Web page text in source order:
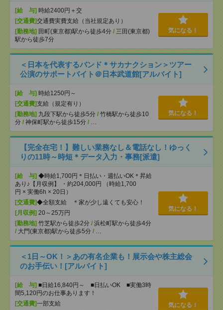
[給 与] 時給2400円＋交
[交通費]交通費実費支給（当社規定あり）
[勤務地] 田町(東京都)駅から徒歩4分 / 三田(東京都)
駅から徒歩7分
気になる！
＜日本を代表するバンド＊サカナクション＞ツアー
公演のサポートバイト＠日本武道館[アルバイト]
[給 与] 時給1250円～
[交通費]支給（規定有り）
[勤務地] 九段下駅から徒歩5分 / 竹橋駅から徒歩10
分 / 神保町駅から徒歩15分 / …
気になる！
【完全在宅！】難しい業務なし＆電話なし！ゆっく
りの11時～時短＊データ入力・事務[派遣]
[給 与] ◆時給1,700円＊日払い・週払いOK＊昇給
あり♪【月収例】 ・約204,000円 （時給1,700
円 × 実働6h × 20日）
[交通費]◆全額支給 ＊家が少し遠くても安心！
[月収例] 20～25万円
[勤務地] 竹芝駅から徒歩2分 / 浜松町駅から徒歩4分
/ 大門(東京都)駅から徒歩5分 / …
気になる！
＜1日～OK！＞あの有名企業も！展示会や株主総会
のお手伝い！[アルバイト]
[給 与] ■日給16,840円～ ■日払いOK ■実働3時
間5,120円のお仕事あります！
[交通費]一部支給
気になる！